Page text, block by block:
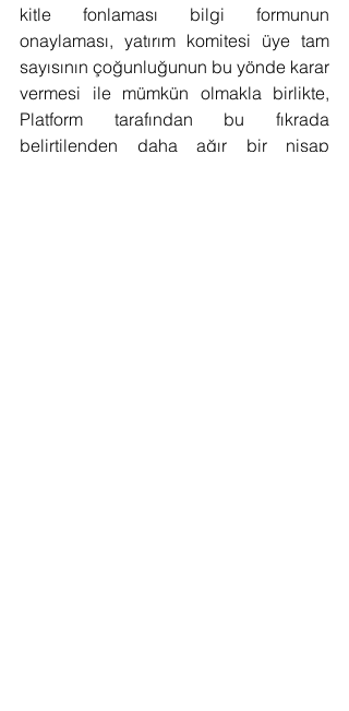
kitle fonlaması bilgi formunun
onaylaması, yatırım komitesi üye tam
sayısının çoğunluğunun bu yönde karar
vermesi ile mümkün olmakla birlikte,
Platform tarafından bu fıkrada
belirtilenden daha ağır bir nisap